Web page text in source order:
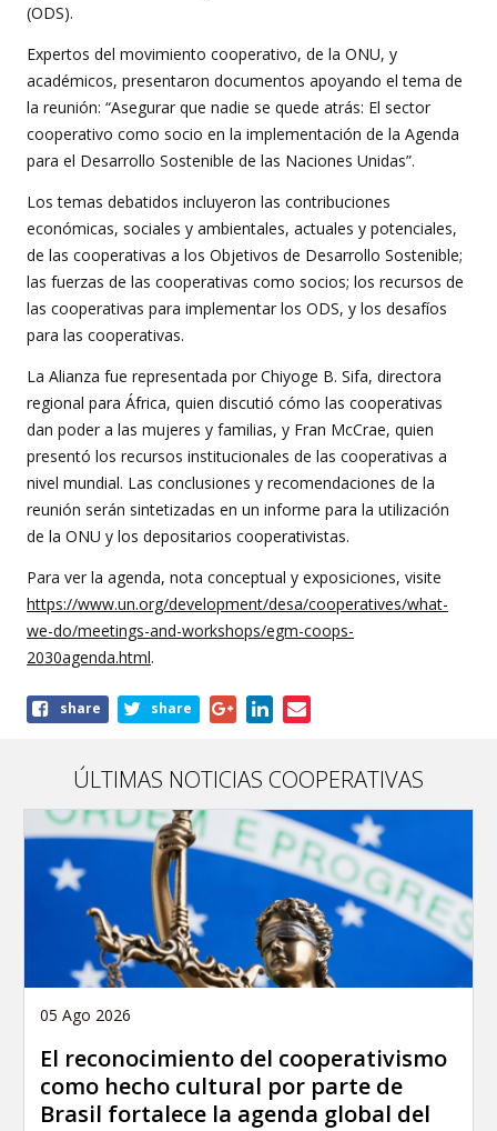
(ODS).
Expertos del movimiento cooperativo, de la ONU, y
académicos, presentaron documentos apoyando el tema de
la reunión: “Asegurar que nadie se quede atrás: El sector
cooperativo como socio en la implementación de la Agenda
para el Desarrollo Sostenible de las Naciones Unidas”.
Los temas debatidos incluyeron las contribuciones
económicas, sociales y ambientales, actuales y potenciales,
de las cooperativas a los Objetivos de Desarrollo Sostenible;
las fuerzas de las cooperativas como socios; los recursos de
las cooperativas para implementar los ODS, y los desafíos
para las cooperativas.
La Alianza fue representada por Chiyoge B. Sifa, directora
regional para África, quien discutió cómo las cooperativas
dan poder a las mujeres y familias, y Fran McCrae, quien
presentó los recursos institucionales de las cooperativas a
nivel mundial. Las conclusiones y recomendaciones de la
reunión serán sintetizadas en un informe para la utilización
de la ONU y los depositarios cooperativistas.
Para ver la agenda, nota conceptual y exposiciones, visite
https://www.un.org/development/desa/cooperatives/what-
we-do/meetings-and-workshops/egm-coops-
2030agenda.html.
Shareshare share
ÚLTIMAS NOTICIAS COOPERATIVAS
05 Ago 2026
El reconocimiento del cooperativismo
como hecho cultural por parte de
Brasil fortalece la agenda global del